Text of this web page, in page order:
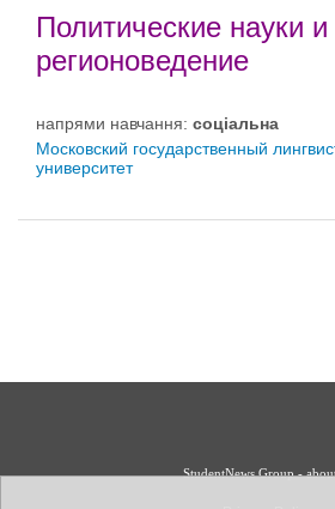
Политические науки и
регионоведение
напрями навчання: соціальна
Московский государственный
университет
StudentNews Group -